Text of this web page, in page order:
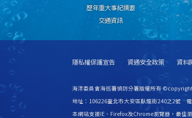
歷年重大事紀摘要
交通資訊
隱私權保護宣告 資通安全政策 資料
海洋委員會海巡署偵防分署版權所有
地址：106226臺北市大安區臥龍街240之2號
本網站支援IE、Firefox及Chrome瀏覽器，最佳